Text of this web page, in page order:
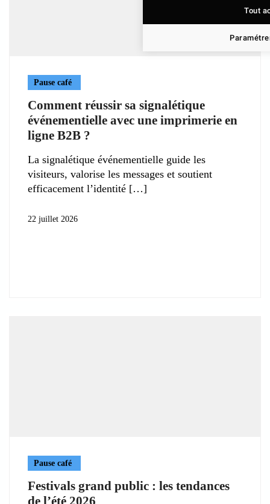
Pause café
Comment réussir sa signalétique
événementielle avec une imprimerie en
ligne B2B ?
La signalétique événementielle guide les
visiteurs, valorise les messages et soutient
efficacement l’identité
22 juillet 2026
Pause café
Festivals grand public : les tendances
de l’été 2026
Tout